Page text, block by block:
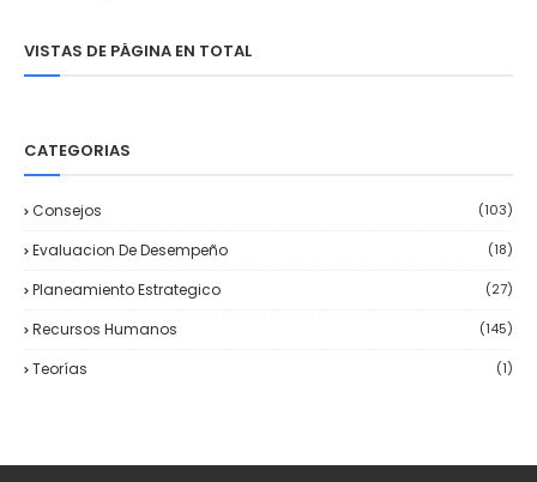
VISTAS DE PÁGINA EN TOTAL
CATEGORIAS
Consejos (103)
Evaluacion De Desempeño (18)
Planeamiento Estrategico (27)
Recursos Humanos (145)
Teorías (1)